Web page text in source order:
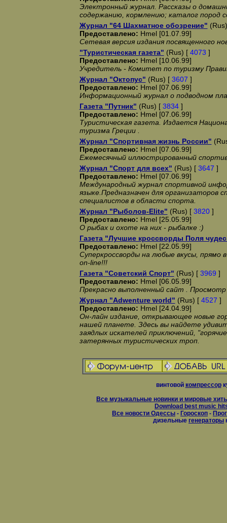
Электронный журнал. Рассказы о
содержанию, кормлению; каталог пород
Журнал "64 Шахматное обозрение"
Предоставлено: Hmel [01.07.99]
Сетевая версия издания посвященного
"Туристическая газета" (Rus) [ 4073 ]
Предоставлено: Hmel [10.06.99]
Учредитель - Комитет по туризму
Журнал "Октопус" (Rus) [ 3607 ]
Предоставлено: Hmel [07.06.99]
Информационный журнал о подводном
Газета "Путник" (Rus) [ 3834]
Предоставлено: Hmel [07.06.99]
Туристическая газета. Издается
туризма Греции .
Журнал "Спортивная жизнь России"
Предоставлено: Hmel [07.06.99]
Ежемесячный иллюстрированный
Журнал "Спорт для всех" (Rus) [ 3647 ]
Предоставлено: Hmel [07.06.99]
Международный журнал спортивной
языке.Предназначен для организаторов
специалистов в области спорта.
Журнал "Рыболов-Elite" (Rus) [ 3820]
Предоставлено: Hmel [25.05.99]
О рыбах и охоте на них - рыбалке :)
Газета "Лучшие кроссворды Поля
Предоставлено: Hmel [22.05.99]
Суперкроссворды на любые вкусы, прямо
on-line!!!
Газета "Советский Спорт" (Rus) [ 3969 ]
Предоставлено: Hmel [06.05.99]
Прекрасно выполненный сайт .
Журнал "Adwenture world" (Rus) [ 4527 ]
Предоставлено: Hmel [24.04.99]
Он-лайн издание, открывающее новые
нашей планете. Здесь вы найдете
заядлых искателей приключений,
затерянных туристических троп.
винтовой компрессор
Все музыкальные новинки и мировые
Download best music
Все новости Одессы - Гороскоп -
дизельные генераторы